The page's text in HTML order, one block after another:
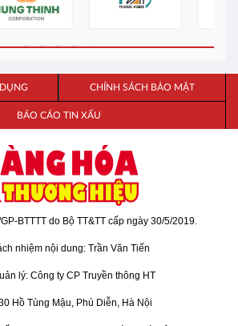
CHÍNH SÁCH BẢO MẬT
BÁO CÁO TIN XẤU
BTTTT do Bộ TT&TT cấp ngày 30/5/2019.
nhiệm nội dung: Trần Văn Tiến
lý: Công ty CP Truyền thông HT
Hồ Tùng Mậu, Phú Diễn, Hà Nội